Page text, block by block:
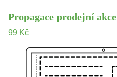
Propagace prodejní akce
99 Kč